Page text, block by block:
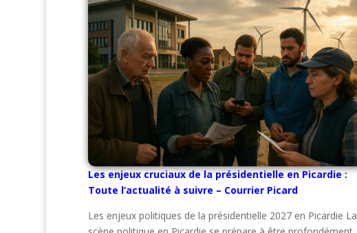
Les enjeux cruciaux de la présidentielle en Picardie :
Toute l’actualité à suivre – Courrier Picard
Les enjeux politiques de la présidentielle 2027 en Picardie La